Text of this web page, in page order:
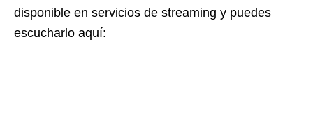
disponible en servicios de streaming y puedes
escucharlo aquí: